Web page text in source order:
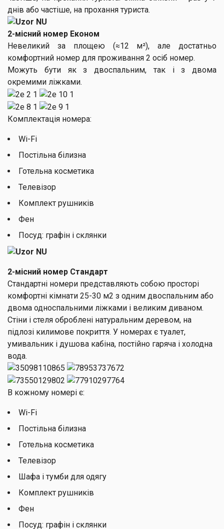
днів або частіше, на прохання туриста.
2-місний номер Економ
Невеликий за площею (≈12 м²), але достатньо
комфортний номер для проживання 2 осіб номер.
Можуть бути як з двоспальним, так і з двома
окремими ліжками.
Комплектація номера:
Wi-Fi
Постільна білизна
Готельна косметика
Телевізор
Комплект рушників
Фен
Посуд: графін і склянки
2-місний номер Стандарт
Стандартні номери представляють собою просторі
комфортні кімнати 25-30 м2 з одним двоспальним або
двома односпальними ліжками і великим диваном.
Стіни і стеля оброблені натуральним деревом, на
підлозі килимове покриття. У номерах є туалет,
умивальник і душова кабіна, постійно гаряча і холодна
вода.
В кожному номері є:
Wi-Fi
Постільна білизна
Готельна косметика
Телевізор
Шафа і тумби для одягу
Комплект рушників
Фен
Посуд: графін і склянки